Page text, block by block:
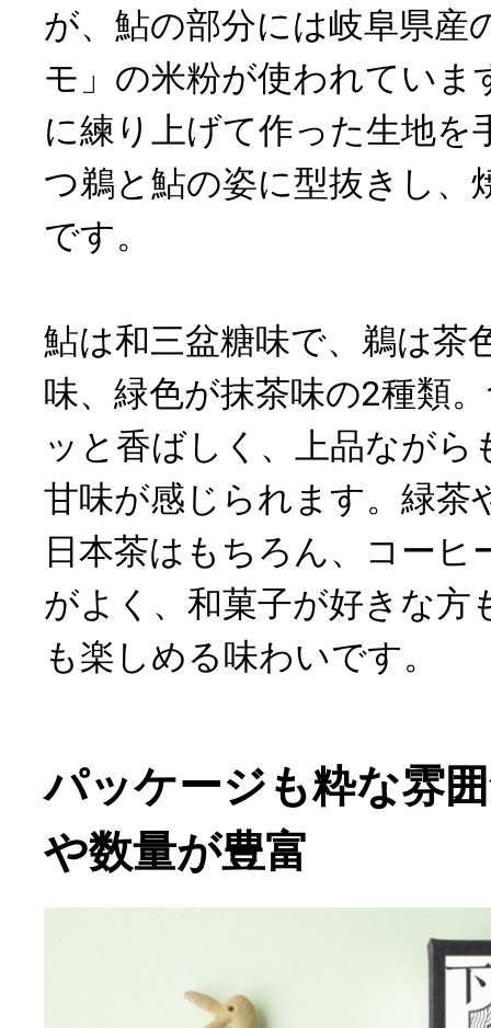
が、鮎の部分には岐阜県産
モ」の米粉が使われていま
に練り上げて作った生地を
つ鵜と鮎の姿に型抜きし、
です。
鮎は和三盆糖味で、鵜は茶
味、緑色が抹茶味の2種類
ッと香ばしく、上品なが
甘味が感じられます。緑茶
日本茶はもちろん、コーヒ
がよく、和菓子が好きな方
も楽しめる味わいです。
パッケージも粋な雰
や数量が豊富